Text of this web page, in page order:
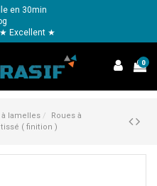
en 30min
Excellent ★
0
à lamelles
Roues à
( finition )